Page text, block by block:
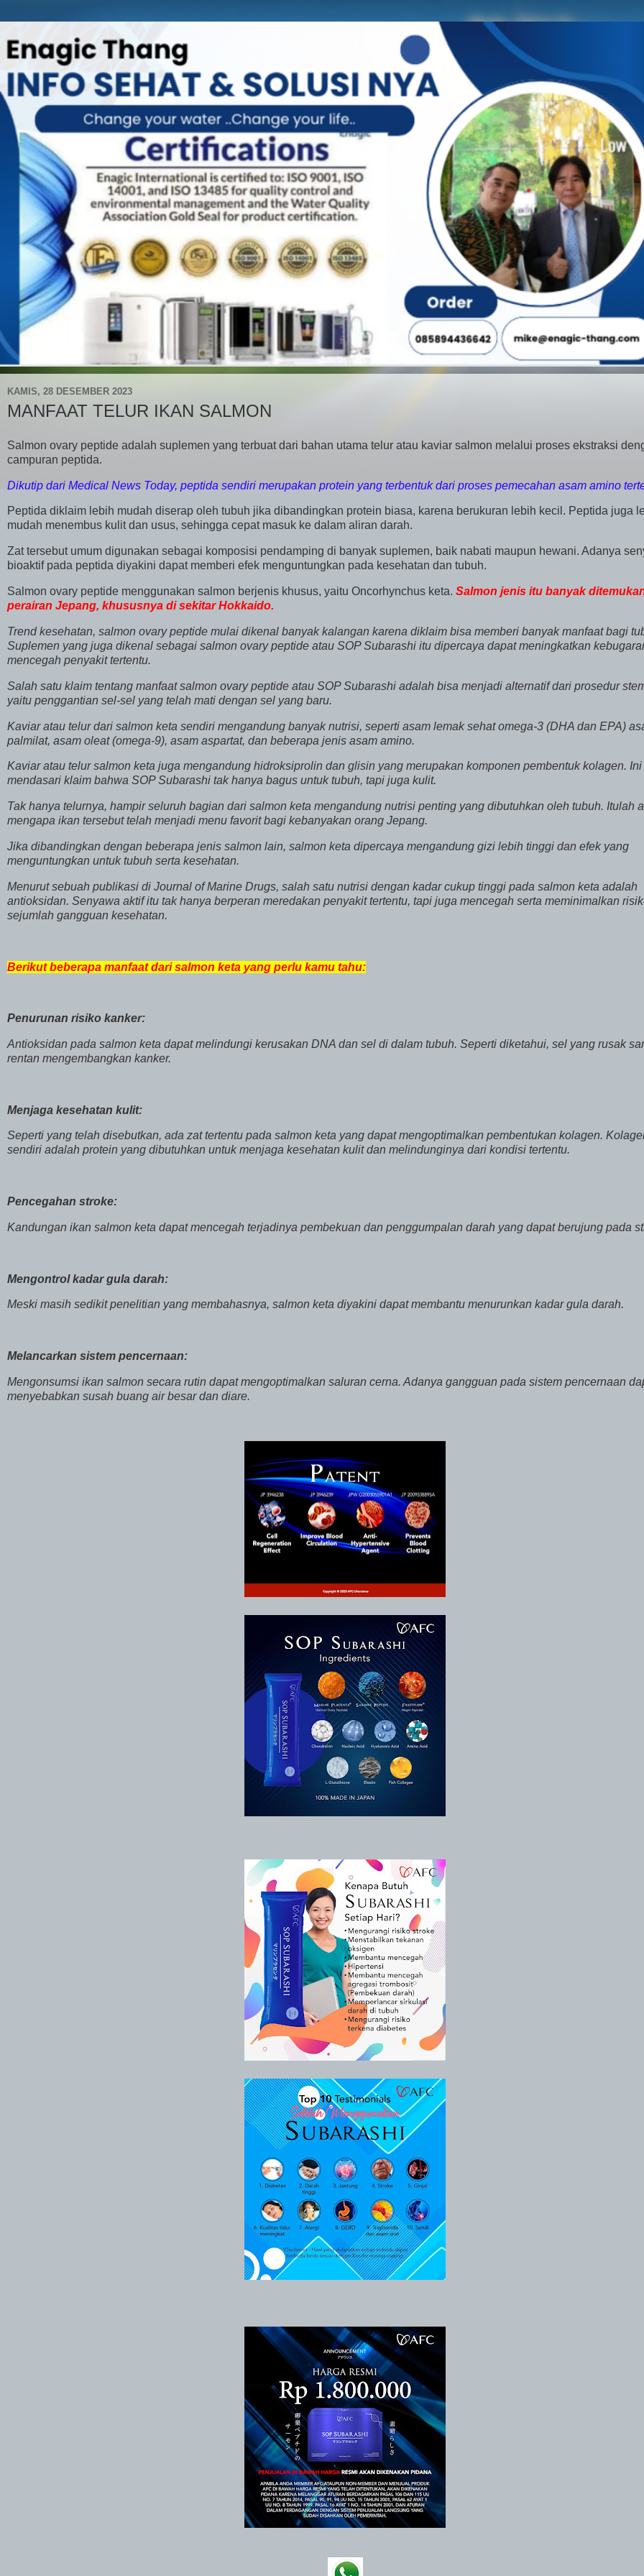
KAMIS, 28 DESEMBER 2023
MANFAAT TELUR IKAN SALMON
Salmon ovary peptide adalah suplemen yang terbuat dari bahan utama telur atau kaviar salmon melalui proses ekstraksi
campuran peptida.
Dikutip dari Medical News Today, peptida sendiri merupakan protein yang terbentuk dari proses pemecahan asam amino
Peptida diklaim lebih mudah diserap oleh tubuh jika dibandingkan protein biasa, karena berukuran lebih kecil. Peptida juga
mudah menembus kulit dan usus, sehingga cepat masuk ke dalam aliran darah.
Zat tersebut umum digunakan sebagai komposisi pendamping di banyak suplemen, baik nabati maupun hewani. Adanya
bioaktif pada peptida diyakini dapat memberi efek menguntungkan pada kesehatan dan tubuh.
Salmon ovary peptide menggunakan salmon berjenis khusus, yaitu Oncorhynchus keta. Salmon jenis itu banyak
perairan Jepang, khususnya di sekitar Hokkaido.
Trend kesehatan, salmon ovary peptide mulai dikenal banyak kalangan karena diklaim bisa memberi banyak manfaat bagi
Suplemen yang juga dikenal sebagai salmon ovary peptide atau SOP Subarashi itu dipercaya dapat meningkatkan
mencegah penyakit tertentu.
Salah satu klaim tentang manfaat salmon ovary peptide atau SOP Subarashi adalah bisa menjadi alternatif dari prosedur
yaitu penggantian sel-sel yang telah mati dengan sel yang baru.
Kaviar atau telur dari salmon keta sendiri mengandung banyak nutrisi, seperti asam lemak sehat omega-3 (DHA dan EPA)
palmilat, asam oleat (omega-9), asam aspartat, dan beberapa jenis asam amino.
Kaviar atau telur salmon keta juga mengandung hidroksiprolin dan glisin yang merupakan komponen pembentuk kolagen.
mendasari klaim bahwa SOP Subarashi tak hanya bagus untuk tubuh, tapi juga kulit.
Tak hanya telurnya, hampir seluruh bagian dari salmon keta mengandung nutrisi penting yang dibutuhkan oleh tubuh. Itulah
mengapa ikan tersebut telah menjadi menu favorit bagi kebanyakan orang Jepang.
Jika dibandingkan dengan beberapa jenis salmon lain, salmon keta dipercaya mengandung gizi lebih tinggi dan efek yang
menguntungkan untuk tubuh serta kesehatan.
Menurut sebuah publikasi di Journal of Marine Drugs, salah satu nutrisi dengan kadar cukup tinggi pada salmon keta adalah
antioksidan. Senyawa aktif itu tak hanya berperan meredakan penyakit tertentu, tapi juga mencegah serta meminimalkan
sejumlah gangguan kesehatan.
Berikut beberapa manfaat dari salmon keta yang perlu kamu tahu:
Penurunan risiko kanker:
Antioksidan pada salmon keta dapat melindungi kerusakan DNA dan sel di dalam tubuh. Seperti diketahui, sel yang rusak
rentan mengembangkan kanker.
Menjaga kesehatan kulit:
Seperti yang telah disebutkan, ada zat tertentu pada salmon keta yang dapat mengoptimalkan pembentukan kolagen.
sendiri adalah protein yang dibutuhkan untuk menjaga kesehatan kulit dan melindunginya dari kondisi tertentu.
Pencegahan stroke:
Kandungan ikan salmon keta dapat mencegah terjadinya pembekuan dan penggumpalan darah yang dapat berujung pada
Mengontrol kadar gula darah:
Meski masih sedikit penelitian yang membahasnya, salmon keta diyakini dapat membantu menurunkan kadar gula darah.
Melancarkan sistem pencernaan:
Mengonsumsi ikan salmon secara rutin dapat mengoptimalkan saluran cerna. Adanya gangguan pada sistem pencernaan
menyebabkan susah buang air besar dan diare.